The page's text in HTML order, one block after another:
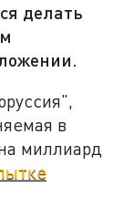
делать
в
миллиард